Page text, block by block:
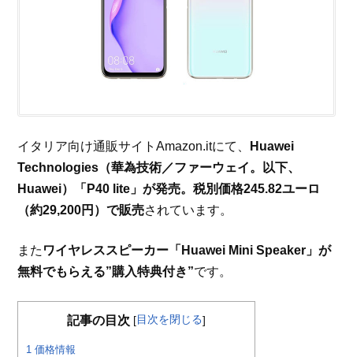
イタリア向け通販サイトAmazon.itにて、
Huawei
Technologies（華為技術／ファーウェイ。以下、
Huawei）「P40 lite」が発売。税別価格245.82ユーロ
（約29,200円）で販売されています。
また ワイヤレススピーカー「Huawei Mini Speaker」が
無料でもらえる”購入特典付き”です。
記事の目次 [目次を閉じる]
1 価格情報